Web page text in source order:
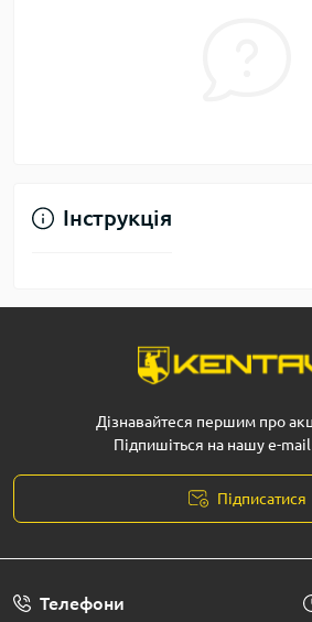
Інструкція
Дізнавайтеся першим про
Підпишіться на нашу e-
Підписатися
Телефони